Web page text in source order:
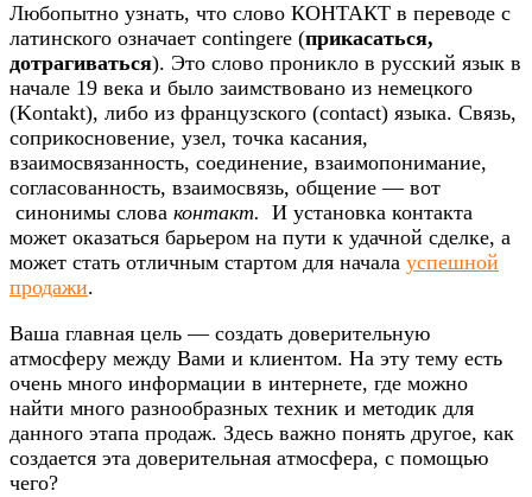
Любопытно узнать, что слово КОНТАКТ в переводе с
латинского означает contingere (прикасаться,
дотрагиваться). Это слово проникло в русский язык в
начале 19 века и было заимствовано из немецкого
(Kontakt), либо из французского (contact) языка. Связь,
соприкосновение, узел, точка касания,
взаимосвязанность, соединение, взаимопонимание,
согласованность, взаимосвязь, общение — вот
синонимы слова контакт. И установка контакта
может оказаться барьером на пути к удачной сделке, а
может стать отличным стартом для начала успешной
продажи.
Ваша главная цель — создать доверительную
атмосферу между Вами и клиентом. На эту тему есть
очень много информации в интернете, где можно
найти много разнообразных техник и методик для
данного этапа продаж. Здесь важно понять другое, как
создается эта доверительная атмосфера, с помощью
чего?